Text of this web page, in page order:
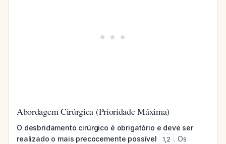
Abordagem Cirúrgica (Prioridade Máxima)
O desbridamento cirúrgico é obrigatório e deve ser
realizado o mais precocemente possível
1,2 . Os